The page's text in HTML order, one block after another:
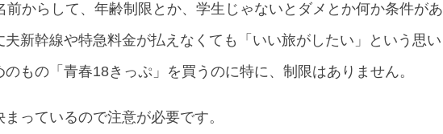
前からして、年齢制限とか、学生じゃないとダメとか何か条件があ
夫新幹線や特急料金が払えなくても「いい旅がしたい」という思い
もの「青春18きっぷ」を買うのに特に、制限はありません。
っているので注意が必要です。